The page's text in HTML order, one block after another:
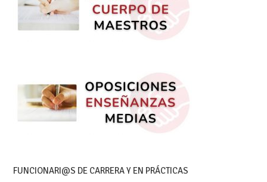
FUNCIONARI@S DE CARRERA Y EN PRÁCTICAS